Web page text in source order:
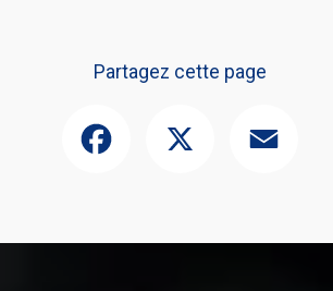
Partagez cette page